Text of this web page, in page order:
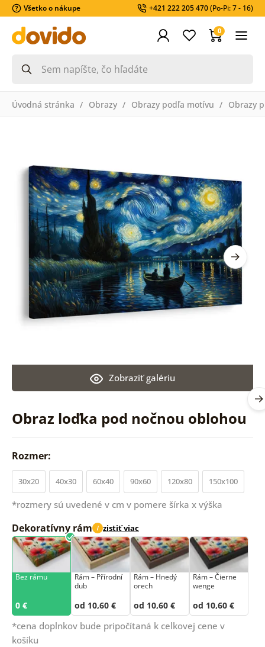
Všetko o nákupe +421 222 205 470(Po-Pi: 7 - 16)
0
Úvodná stránka Obrazy Obrazy podľa motívu Obrazy
Obraz loďka pod nočnou oblohou
Zobraziť galériu
Rozmer:
30x20 40x30 60x40 90x60 120x80 150x100
*rozmery sú uvedené v cm v pomere šírka x výška
Dekoratívny rám i zistiť viac
Bez rámu
0 €
Rám –⁠⁠⁠⁠⁠⁠ Přírodní
dub
od 10,60 €
Rám – Hnedý
orech
od 10,60 €
Rám – Čierne
wenge
od 10,60 €
*cena doplnkov bude pripočítaná k celkovej cene v
košíku